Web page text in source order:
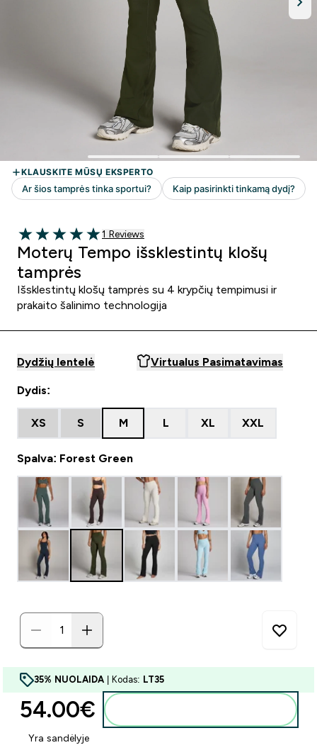
5 out of 5 stars
1 customer reviews
1 Reviews
Moterų Tempo išsklestintų klošų
tamprės
Išsklestintų klošų tamprės su 4 krypčių tempimusi ir
prakaito šalinimo technologija
Dydžių lentelė Virtualus Pasimatavimas
Dydis:
XS S M L XL XXL
Spalva: Forest Green
35% NUOLAIDA | Kodas: LT35
54.00€‎
Yra sandėlyje